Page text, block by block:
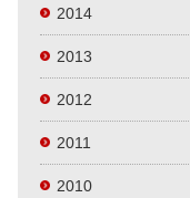
2014
2013
2012
2011
2010